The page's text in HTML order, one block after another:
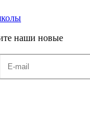
наши новые